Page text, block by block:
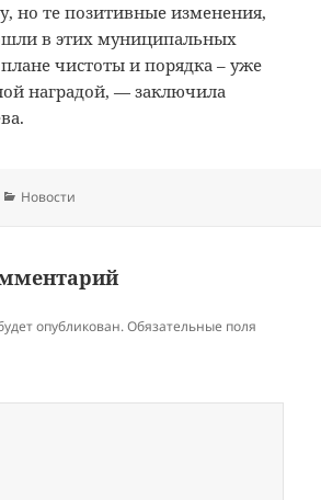
но те позитивные изменения,
в этих муниципальных
чистоты и порядка – уже
наградой, — заключила
Рубрики
Новости
опубликован. Обязательные поля